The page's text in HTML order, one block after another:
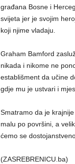
građana Bosne i
svijeta jer je svojim
koji njime vladaju.
Graham Bamford
nikada i nikome ne
establišment da učine
gdje mu je ustvari i
Smatramo da je
malu po površini, a
ćemo se
(ZASREBRENICU.ba)